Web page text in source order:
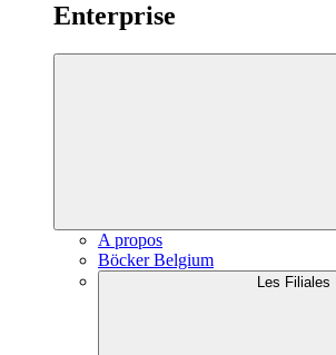
Enterprise
A propos
Böcker Belgium
Les Filiales